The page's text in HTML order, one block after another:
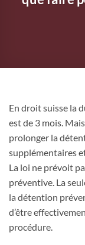
En droit suisse la
est de 3 mois.
prolonger la
supplémentaires
La loi ne prévoit
préventive. La
la détention
d’être
procédure.